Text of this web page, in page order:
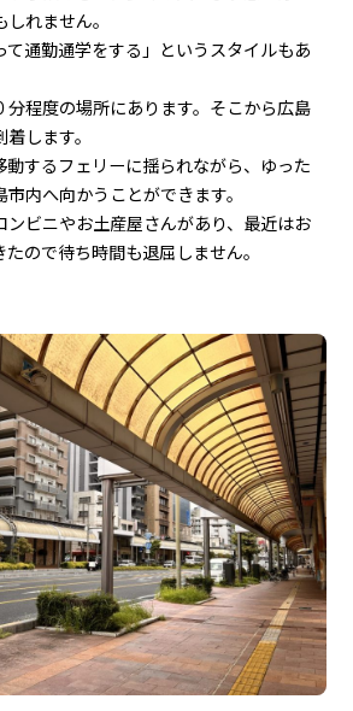
れません。
て通勤通学をする」というスタイルもあ
分程度の場所にあります。そこから広島
します。
動するフェリーに揺られながら、ゆった
内へ向かうことができます。
ンビニやお土産屋さんがあり、最近はお
ので待ち時間も退屈しません。